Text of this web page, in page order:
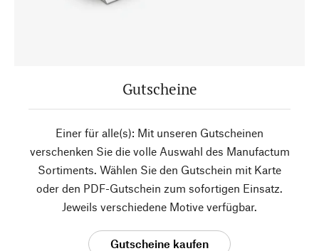
Gutscheine
Einer für alle(s): Mit unseren Gutscheinen
verschenken Sie die volle Auswahl des Manufactum
Sortiments. Wählen Sie den Gutschein mit Karte
oder den PDF-Gutschein zum sofortigen Einsatz.
Jeweils verschiedene Motive verfügbar.
Gutscheine kaufen